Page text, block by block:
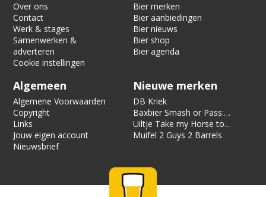
Over ons
Contact
Werk & stages
Samenwerken &
adverteren
Cookie instellingen
Bier merken
Bier aanbiedingen
Bier nieuws
Bier shop
Bier agenda
Algemeen
Algemene Voorwaarden
Copyright
Links
Jouw eigen account
Nieuwsbrief
Nieuwe merken
DB Kriek
Baxbier Smash or Pass:
Strata
Uiltje Take my Horse to
the Hotel Room
Muifel 2 Guys 2 Barrels